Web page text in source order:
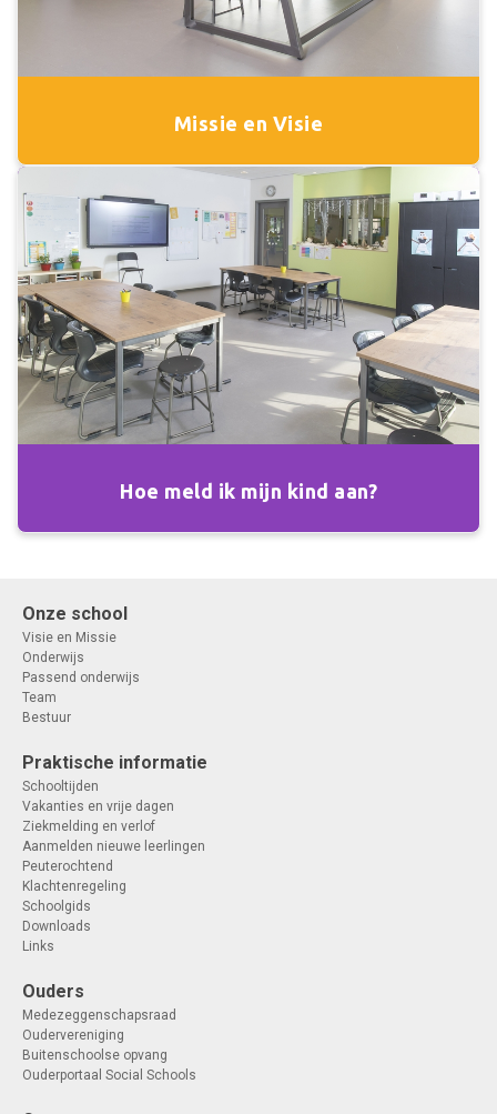
Missie en Visie
Hoe meld ik mijn kind aan?
Onze school
Visie en Missie
Onderwijs
Passend onderwijs
Team
Bestuur
Praktische informatie
Schooltijden
Vakanties en vrije dagen
Ziekmelding en verlof
Aanmelden nieuwe leerlingen
Peuterochtend
Klachtenregeling
Schoolgids
Downloads
Links
Ouders
Medezeggenschapsraad
Oudervereniging
Buitenschoolse opvang
Ouderportaal Social Schools